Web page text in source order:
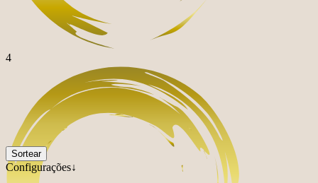
4
Sortear
Configurações↓